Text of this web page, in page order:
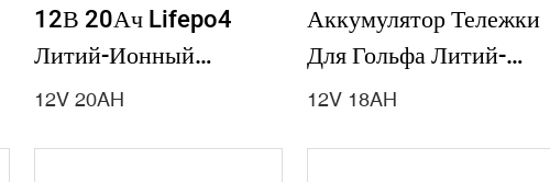
12В 20Ач Lifepo4
Литий-Ионный
Аккумулятор
12V 20AH
Аккумулятор Тележки
Для Гольфа Литий-
Ионный Аккумулятор
12V 18AH